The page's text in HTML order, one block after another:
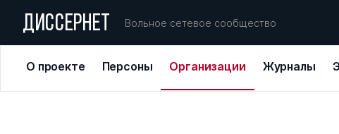
ДИССЕРНЕТ Вольное сетевое сообщество
О проекте Персоны Организации Журналы